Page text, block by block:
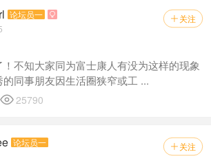
 关注
论坛员一 
不知大家同为富士康人有没为这样的现象
同事朋友因生活圈狭窄或工 ...
25790
 关注
论坛员一